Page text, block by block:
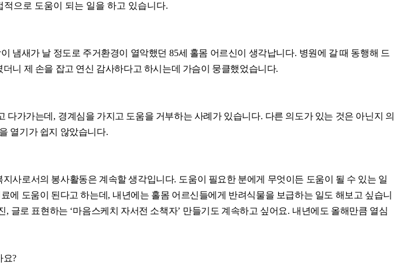
적으로 도움이 되는 일을 하고 있습니다.
냄새가 날 정도로 주거환경이 열악했던 85세 홀몸 어르신이 생각납니다. 병원에 갈 때 동행해 드
니 제 손을 잡고 연신 감사하다고 하시는데 가슴이 뭉클했었습니다.
다가가는데 , 경계심을 가지고 도움을 거부하는 사례가 있습니다. 다른 의도가 있는 것은 아닌지 의
열기가 쉽지 않았습니다.
사로서의 봉사활동은 계속할 생각입니다. 도움이 필요한 분에게 무엇이든 도움이 될 수 있는 일
에 도움이 된다고 하는데 , 내년에는 홀몸 어르신들에게 반려식물을 보급하는 일도 해보고 싶습니
, 글로 표현하는 ‘마음스케치 자서전 소책자’ 만들기도 계속하고 싶어요. 내년에도 올해만큼 열심
요?